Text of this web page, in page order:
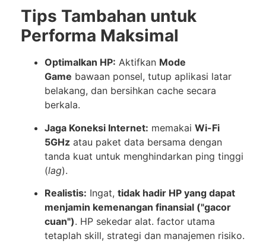
Tips Tambahan untuk
Performa Maksimal
Optimalkan HP: Aktifkan Mode
Game bawaan ponsel, tutup aplikasi latar
belakang, dan bersihkan cache secara
berkala.
Jaga Koneksi Internet: memakai Wi-Fi
5GHz atau paket data bersama dengan
tanda kuat untuk menghindarkan ping tinggi
(lag).
Realistis: Ingat, tidak hadir HP yang dapat
menjamin kemenangan finansial ("gacor
cuan"). HP sekedar alat. factor utama
tetaplah skill, strategi dan manajemen risiko.